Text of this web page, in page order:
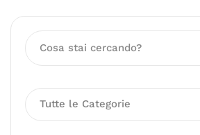
Tutte le Categorie